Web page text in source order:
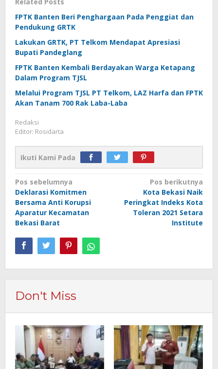
FPTK Banten Beri Penghargaan Pada Penggiat dan
Pendukung GRTK
Lakukan GRTK, PT Telkom Mendapat Apresiasi
Bupati Pandeglang
FPTK Banten Kembali Berdayakan Warga Ketapang
Dalam Program TJSL
Melalui Program TJSL PT Telkom, LAZ Harfa dan FPTK
Akan Tanam 700 Rak Laba-Laba
Redaksi
Editor: Rosidarta
Ikuti Kami Pada
Navigasi
pos
Pos sebelumnya
Deklarasi Komitmen
Bersama Anti Korupsi
Aparatur Kecamatan
Bekasi Barat
Pos berikutnya
Kota Bekasi Naik
Peringkat Indeks Kota
Toleran 2021 Setara
Institute
Don't Miss